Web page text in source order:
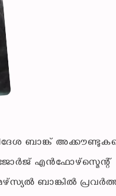
ബാങ്ക്
എൻഫോഴ്സ്മെന്റ്
ബാങ്കിൽ